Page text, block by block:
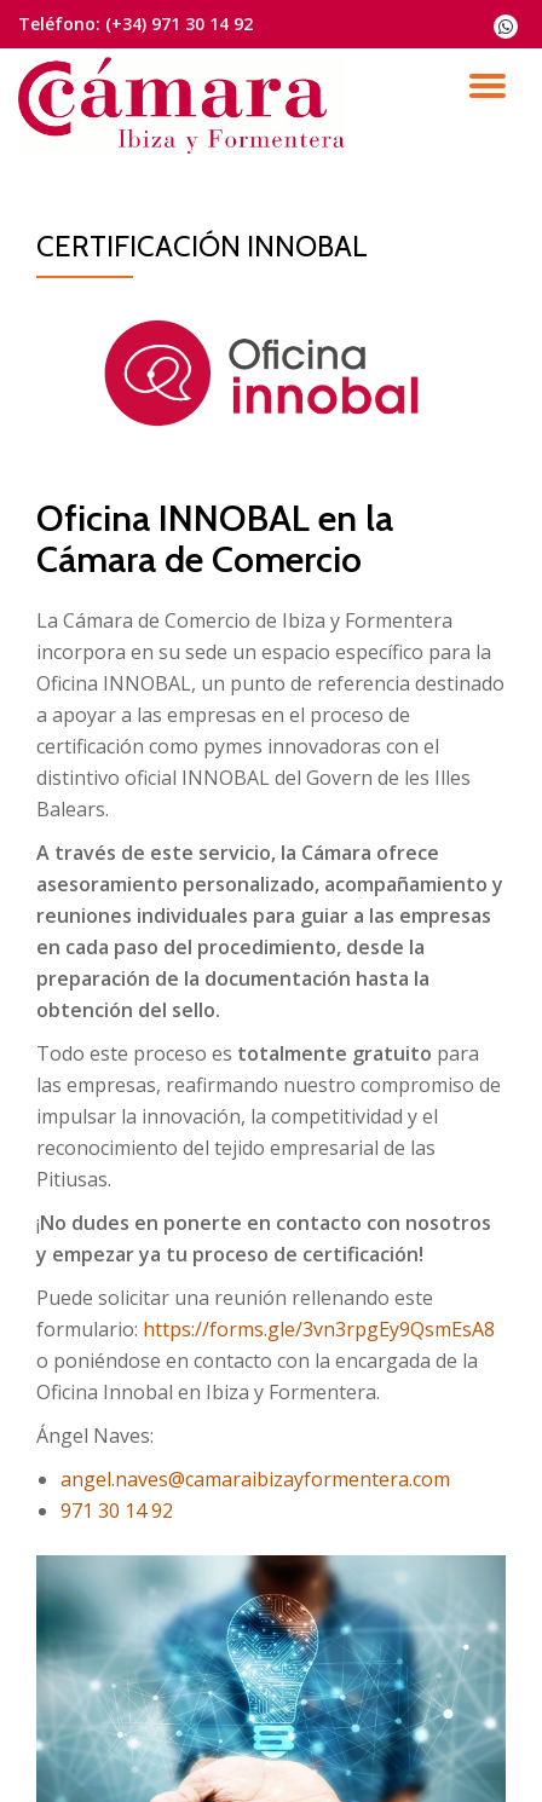
Saltar
contenido
Teléfono: (+34) 971 30 14 92
fa-
CERTIFICACIÓN INNOBAL
Oficina INNOBAL en la
Cámara de Comercio
La Cámara de Comercio de Ibiza y Formentera
incorpora en su sede un espacio específico para la
Oficina INNOBAL, un punto de referencia destinado
a apoyar a las empresas en el proceso de
certificación como pymes innovadoras con el
distintivo oficial INNOBAL del Govern de les Illes
Balears.
A través de este servicio, la Cámara ofrece
asesoramiento personalizado, acompañamiento y
reuniones individuales para guiar a las empresas
en cada paso del procedimiento, desde la
preparación de la documentación hasta la
obtención del sello.
Todo este proceso es totalmente gratuito para
las empresas, reafirmando nuestro compromiso de
impulsar la innovación, la competitividad y el
reconocimiento del tejido empresarial de las
Pitiusas.
¡No dudes en ponerte en contacto con nosotros
y empezar ya tu proceso de certificación!
Puede solicitar una reunión rellenando este
formulario: https://forms.gle/3vn3rpgEy9QsmEsA8
o poniéndose en contacto con la encargada de la
Oficina Innobal en Ibiza y Formentera.
Ángel Naves:
angel.naves@camaraibizayformentera.com
971 30 14 92